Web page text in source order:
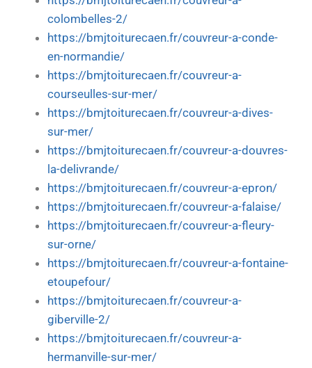
colombelles-2/
https://bmjtoiturecaen.fr/couvreur-a-conde-
en-normandie/
https://bmjtoiturecaen.fr/couvreur-a-
courseulles-sur-mer/
https://bmjtoiturecaen.fr/couvreur-a-dives-
sur-mer/
https://bmjtoiturecaen.fr/couvreur-a-douvres-
la-delivrande/
https://bmjtoiturecaen.fr/couvreur-a-epron/
https://bmjtoiturecaen.fr/couvreur-a-falaise/
https://bmjtoiturecaen.fr/couvreur-a-fleury-
sur-orne/
https://bmjtoiturecaen.fr/couvreur-a-fontaine-
etoupefour/
https://bmjtoiturecaen.fr/couvreur-a-
giberville-2/
https://bmjtoiturecaen.fr/couvreur-a-
hermanville-sur-mer/